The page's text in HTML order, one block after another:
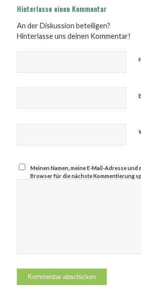
Hinterlasse einen Kommentar
An der Diskussion beteiligen?
Hinterlasse uns deinen Kommentar!
Meinen Namen, meine E-Mail-Adresse und
Browser für die nächste Kommentierung